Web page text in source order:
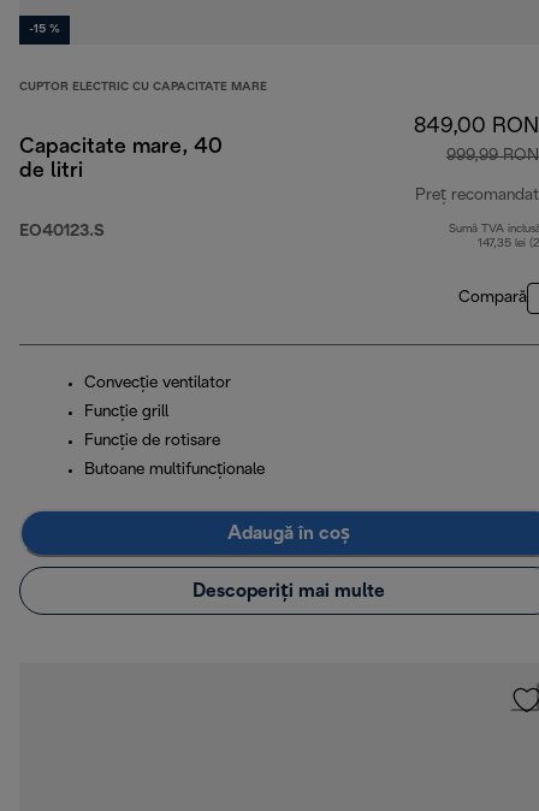
-15 %
CUPTOR ELECTRIC CU CAPACITATE MARE
Capacitate mare, 40
de litri
EO40123.S
849,00 RON
999,99 RON
Preț recomandat
Sumă TVA
147,35 lei
Compară
Convecție ventilator
Funcţie grill
Funcţie de rotisare
Butoane multifuncționale
Adaugă în coș
Descoperiți mai multe